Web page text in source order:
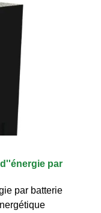
par
par batterie